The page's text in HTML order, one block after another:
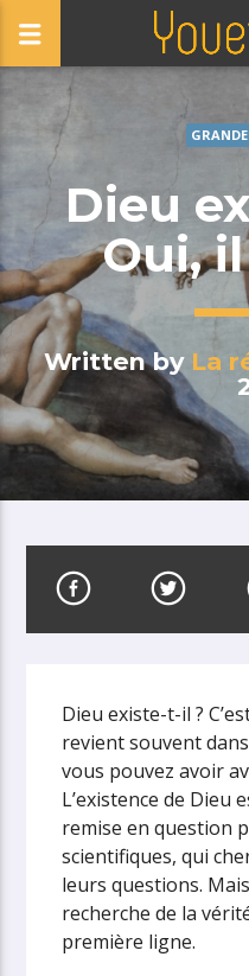
Dieu
Oui,
Written by La
Dieu existe-t-il ?
revient souvent
vous pouvez avoir
L’existence de Dieu
remise en question
scientifiques, qui
leurs questions.
recherche de la
première ligne.